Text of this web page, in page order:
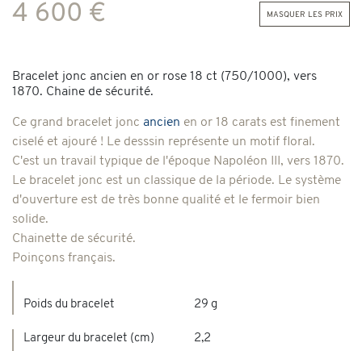
4 600 € masquer les prix
Bracelet jonc ancien en or rose 18 ct (750/1000), vers
1870. Chaine de sécurité.
Ce grand bracelet jonc ancien en or 18 carats est finement
ciselé et ajouré ! Le desssin représente un motif floral.
C'est un travail typique de l'époque Napoléon III, vers 1870.
Le bracelet jonc est un classique de la période. Le système
d'ouverture est de très bonne qualité et le fermoir bien
solide.
Chainette de sécurité.
Poinçons français.
Poids du bracelet 29 g
Largeur du bracelet (cm)
2,2